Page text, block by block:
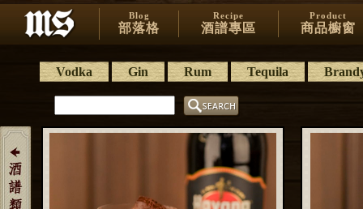
Blog
部落格
Recipe
酒譜專區
Product
商品櫥窗
Vodka Gin Rum Tequila